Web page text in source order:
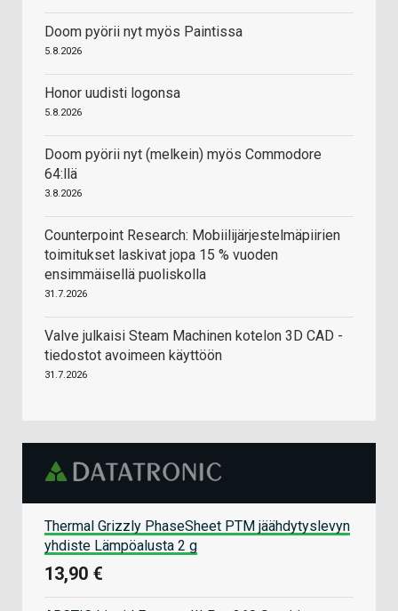
Doom pyörii nyt myös Paintissa
5.8.2026
Honor uudisti logonsa
5.8.2026
Doom pyörii nyt (melkein) myös Commodore
64:llä
3.8.2026
Counterpoint Research: Mobiilijärjestelmäpiirien
toimitukset laskivat jopa 15 % vuoden
ensimmäisellä puoliskolla
31.7.2026
Valve julkaisi Steam Machinen kotelon 3D CAD -
tiedostot avoimeen käyttöön
31.7.2026
Thermal Grizzly PhaseSheet PTM jäähdytyslevyn
yhdiste Lämpöalusta 2 g
13,90 €